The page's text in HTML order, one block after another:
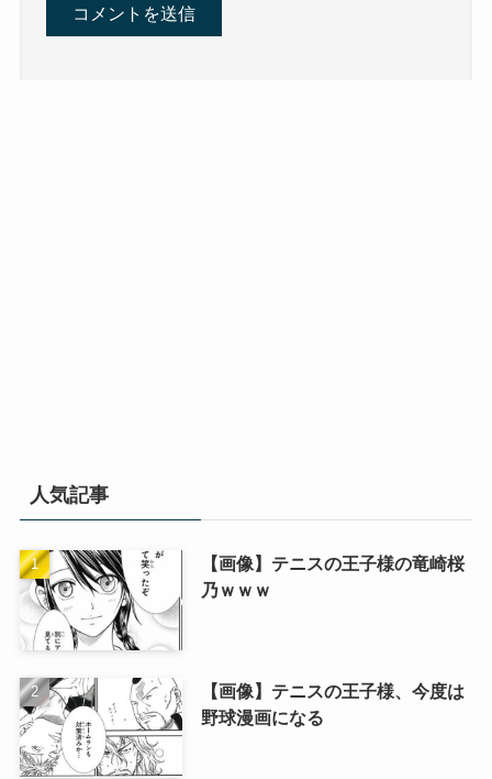
人気記事
【画像】テニスの王子様の竜崎桜
乃ｗｗｗ
【画像】テニスの王子様、今度は
野球漫画になる